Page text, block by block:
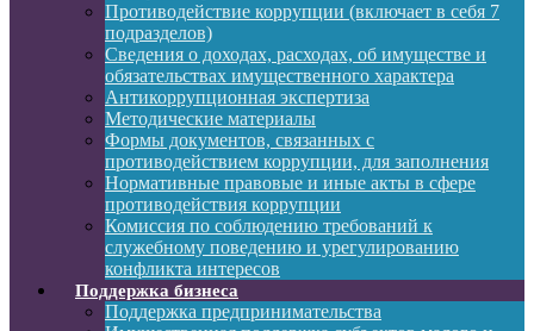
Противодействие коррупции (включает в себя 7
подразделов)
Сведения о доходах, расходах, об имуществе и
обязательствах имущественного характера
Антикоррупционная экспертиза
Методические материалы
Формы документов, связанных с
противодействием коррупции, для заполнения
Нормативные правовые и иные акты в сфере
противодействия коррупции
Комиссия по соблюдению требований к
служебному поведению и урегулированию
конфликта интересов
Поддержка бизнеса
Поддержка предпринимательства